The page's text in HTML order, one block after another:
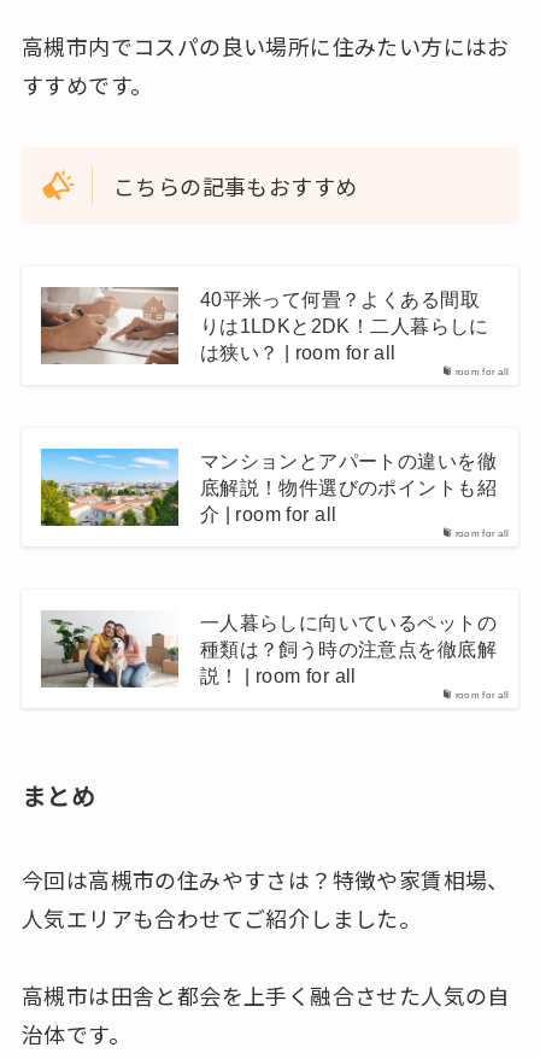
高槻市内でコスパの良い場所に住みたい方にはお
すすめです。
こちらの記事もおすすめ
room for all
40平米って何畳？よくある間取
りは1LDKと2DK！二人暮らしに
は狭い？ | room for all
room for all
マンションとアパートの違いを徹
底解説！物件選びのポイントも紹
介 | room for all
room for all
一人暮らしに向いているペットの
種類は？飼う時の注意点を徹底解
説！ | room for all
まとめ
今回は高槻市の住みやすさは？特徴や家賃相場、
人気エリアも合わせてご紹介しました。
高槻市は田舎と都会を上手く融合させた人気の自
治体です。